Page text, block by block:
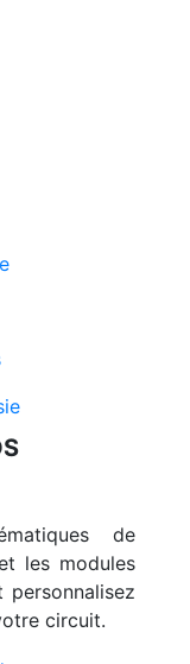
de
les modules
circuit.